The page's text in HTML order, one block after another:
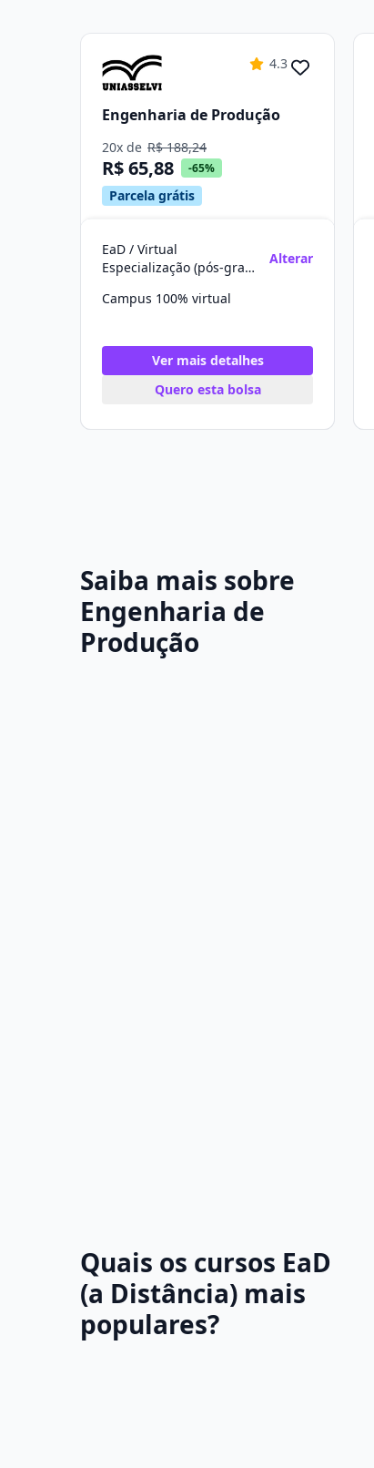
4.3
Engenharia de Produção
20x de R$ 188,24
R$ 65,88 -65%
Parcela grátis
EaD / Virtual
Especialização (pós-graduação)
Alterar
Campus 100% virtual
Ver mais detalhes
Quero esta bolsa
Saiba mais sobre
Engenharia de
Produção
Quais os cursos EaD
(a Distância) mais
populares?